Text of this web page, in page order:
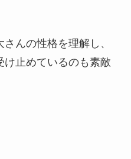
んの性格を理解し、
止めているのも素敵